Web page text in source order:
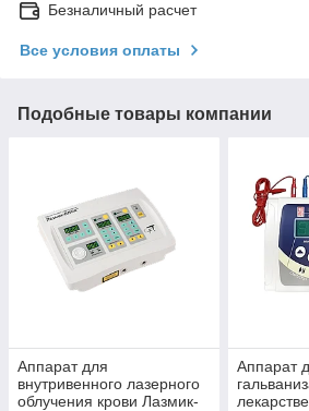
Безналичный расчет
Все условия оплаты
Подобные товары компании
Аппарат для
внутривенного лазерного
облучения крови Лазмик-
Аппарат